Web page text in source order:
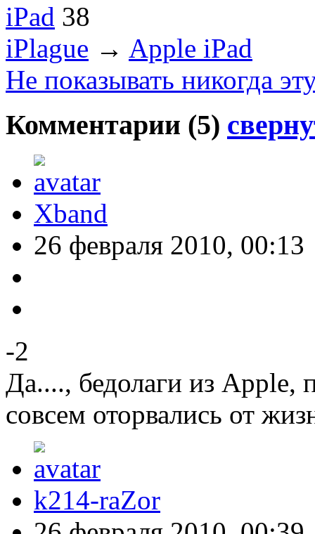
iPad 38
iPlague → Apple iPad
Не показывать никогда
Комментарии (5)
Xband
26 февраля 2010, 00:13
-2
Да...., бедолаги из Apple,
совсем оторвались от
k214-raZor